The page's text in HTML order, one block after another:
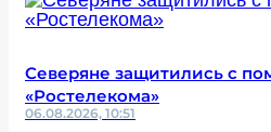
Северяне защитились с
«Ростелекома»
06.08.2026, 10:51